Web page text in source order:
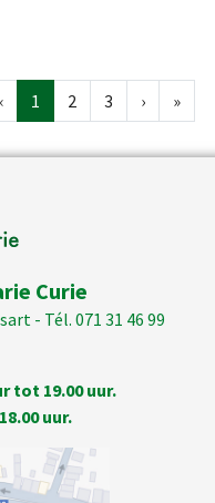
‹ 1 2 3 › »
Curie
- Tél. 071 31 46 99
tot 19.00 uur.
uur.